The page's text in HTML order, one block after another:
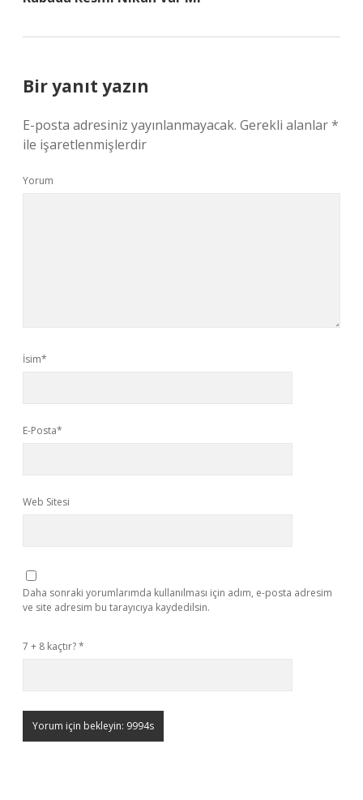
Bir yanıt yazın
E-posta adresiniz yayınlanmayacak. Gerekli alanlar*
ile işaretlenmişlerdir
Yorum
İsim*
E-Posta*
Web Sitesi
Daha sonraki yorumlarımda kullanılması için adım, e-posta adresim
ve site adresim bu tarayıcıya kaydedilsin.
7 + 8 kaçtır?*